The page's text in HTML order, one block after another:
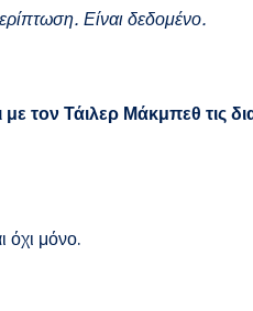
Είναι δεδομένο.
τον Τάιλερ Μάκμπεθ τις
όχι μόνο.